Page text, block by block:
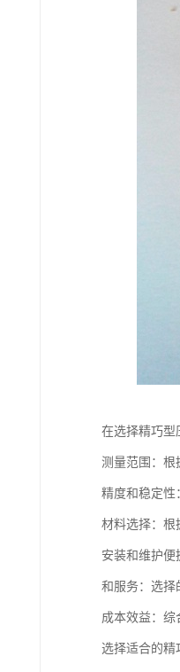
在选择精巧型
测量范围：根
精度和稳定性
材料选择：根
安装和维护便
和服务：选择
成本效益：综
选择适合的精